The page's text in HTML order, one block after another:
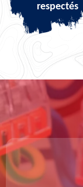
respectés